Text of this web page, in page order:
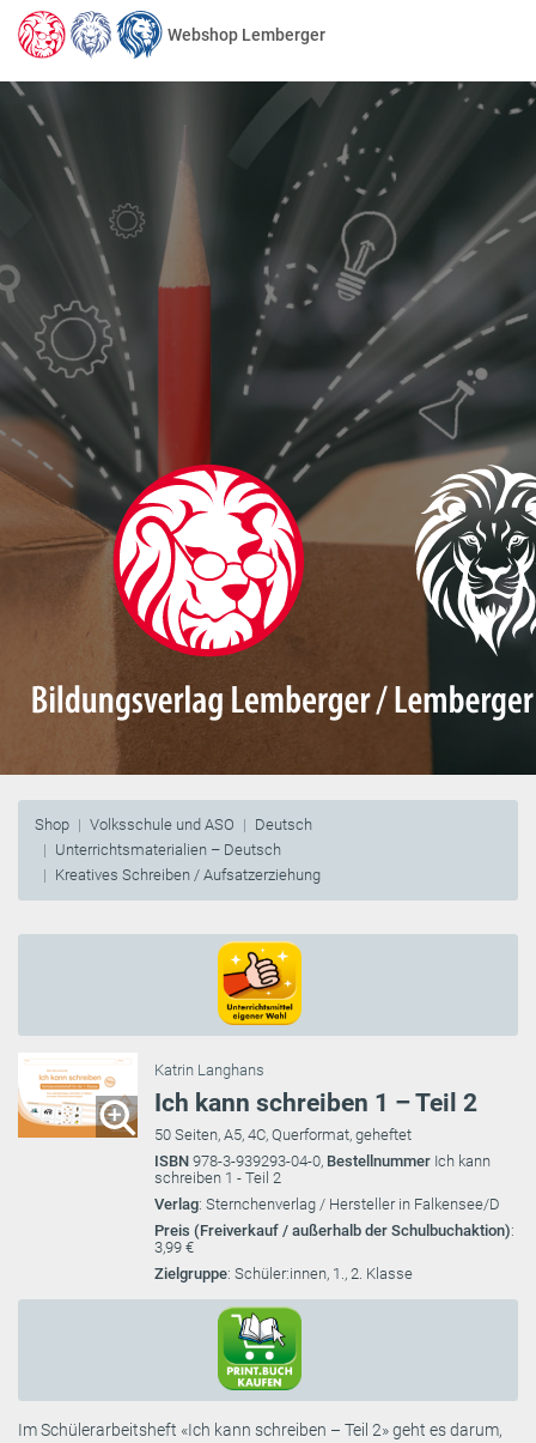
Webshop Lemberger
Shop Volksschule und ASO
Deutsch
Unterrichtsmaterialien – Deutsch
Kreatives Schreiben / Aufsatzerziehung
Katrin Langhans
Ich kann schreiben 1 – Teil 2
50 Seiten, A5, 4C, Querformat, geheftet
ISBN 978-3-939293-04-0, Bestellnummer Ich kann
schreiben 1 - Teil 2
Verlag: Sternchenverlag / Hersteller in Falkensee/D
Preis (Freiverkauf / außerhalb der Schulbuchaktion):
3,99 €
Zielgruppe: Schüler:innen, 1., 2. Klasse
Im Schülerarbeitsheft «Ich kann schreiben – Teil 2» geht es darum,